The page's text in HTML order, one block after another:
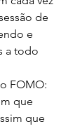
de
e
a todo
FOMO:
que
que